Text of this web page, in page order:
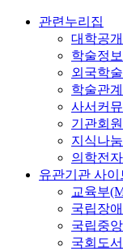
관련누리집
대학공
학술정
외국학
학술관
사서커뮤
기관회원
지식나
의학전
유관기관 사이
교육부
국립장
국립중
국회도